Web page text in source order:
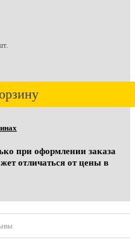
при оформлении заказа
отличаться от цены в